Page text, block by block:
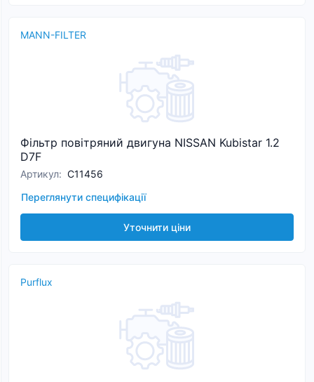
MANN-FILTER
Фільтр повітряний двигуна NISSAN Kubistar 1.2
D7F
Артикул: C11456
Переглянути специфікації
Уточнити ціни
Purflux